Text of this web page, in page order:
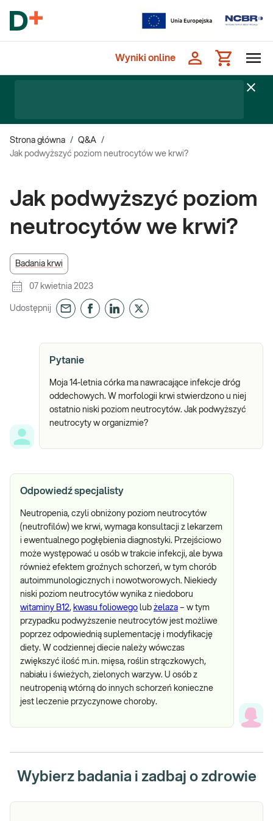
Wyniki online
Strona główna / Q&A /
Jak podwyższyć poziom neutrocytów we krwi?
Jak podwyższyć poziom
neutrocytów we krwi?
Badania krwi
07 kwietnia 2023
Udostępnij
Pytanie
Moja 14-letnia córka ma nawracające infekcje dróg
oddechowych. W morfologii krwi stwierdzono u niej
ostatnio niski poziom neutrocytów. Jak podwyższyć
neutrocyty w organizmie?
Odpowiedź specjalisty
Neutropenia, czyli obniżony poziom neutrocytów
(neutrofilów) we krwi, wymaga konsultacji z lekarzem
i ewentualnego pogłębienia diagnostyki. Przejściowo
może występować u osób w trakcie infekcji, ale bywa
również efektem groźnych schorzeń, w tym chorób
autoimmunologicznych i nowotworowych. Niekiedy
niski poziom neutrocytów wynika z niedoboru
witaminy B12, kwasu foliowego lub żelaza – w tym
przypadku podwyższenie neutrocytów jest możliwe
poprzez odpowiednią suplementację i modyfikację
diety. W codziennej diecie należy wówczas
zwiększyć ilość m.in. mięsa, roślin strączkowych,
nabiału i świeżych, zielonych warzyw. U osób z
neutropenią wtórną do innych schorzeń konieczne
jest leczenie przyczynowe choroby.
Wybierz badania i zadbaj o zdrowie